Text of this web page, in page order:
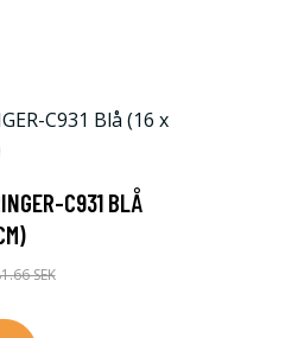
C931 BLÅ
SEK